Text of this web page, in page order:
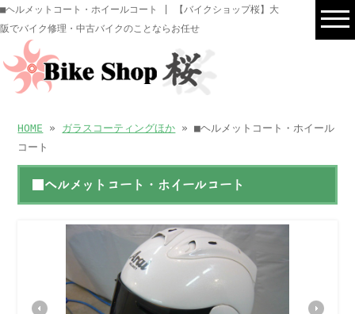
■ヘルメットコート・ホイールコート | 【バイクショップ桜】大
阪でバイク修理・中古バイクのことならお任せ
HOME » ガラスコーティングほか » ■ヘルメットコート・ホイール
コート
■ヘルメットコート・ホイールコート